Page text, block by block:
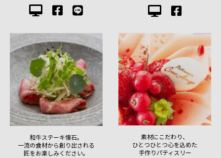
和牛ステーキ懐石。
一流の食材から創り出される
匠をお楽しみください。
素材にこだわり、
ひとつひとつ心を込めた
手作りパティスリー